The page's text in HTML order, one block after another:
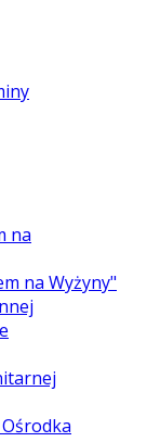
na
na Wyżyny"